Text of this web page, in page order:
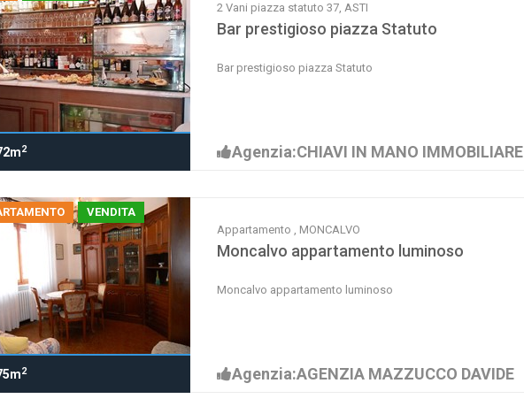
2
2 Vani piazza statuto 37, ASTI
Bar prestigioso piazza Statuto
Bar prestigioso piazza Statuto
Agenzia:CHIAVI IN MANO IMMOBILIARE
VENDITA
2
Appartamento , MONCALVO
Moncalvo appartamento luminoso
Moncalvo appartamento luminoso
Agenzia:AGENZIA MAZZUCCO DAVIDE